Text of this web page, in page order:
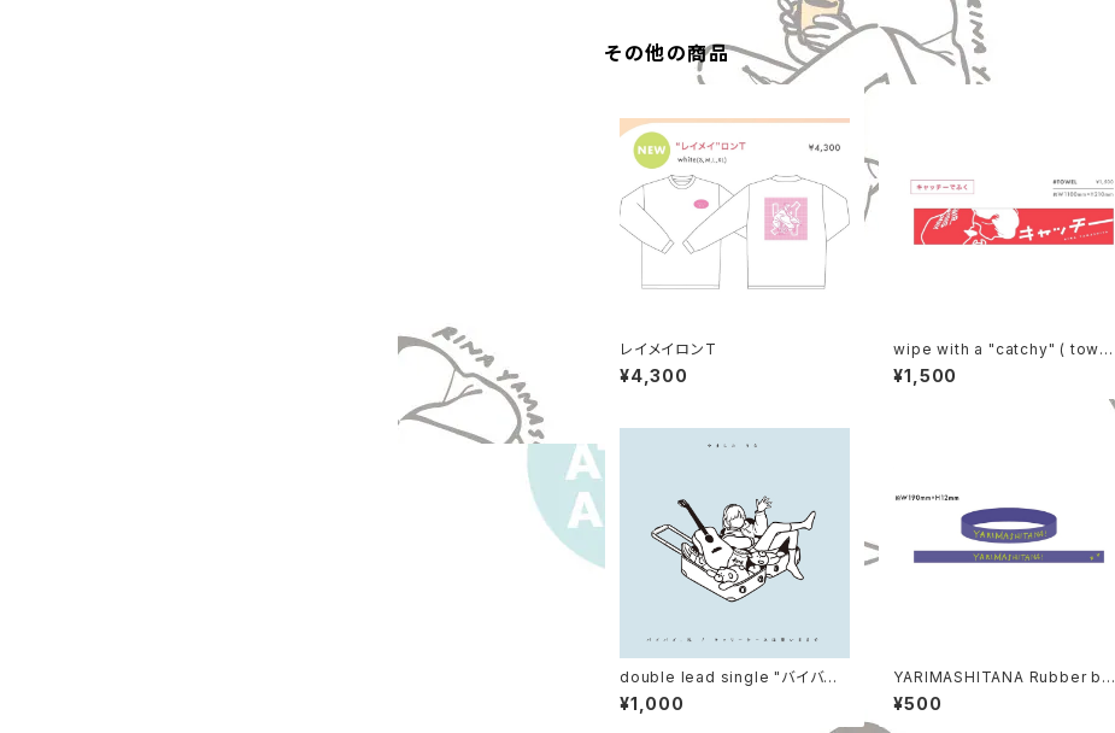
その他の商品
レイメイロンT
¥4,300
wipe with a "catchy" ( towel
)
¥1,500
double lead single "バイバイ、
私 / キャリーケースは重いままで
¥1,000
YARIMASHITANA Rubber ban
d
¥500